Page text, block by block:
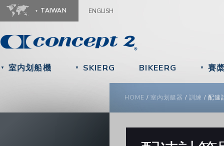
TAIWAN ENGLISH
▼ 室内划船機 ▼ SKIERG BIKEERG ▼ 賽
YOU ARE HERE
HOME / 室內划艇器 / 訓練 / 配速